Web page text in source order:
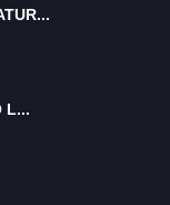
L...